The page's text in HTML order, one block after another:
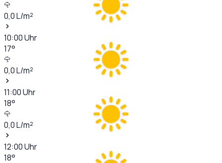
0,0L/m²
10:00Uhr
17°
0,0L/m²
11:00Uhr
18°
0,0L/m²
12:00Uhr
18°